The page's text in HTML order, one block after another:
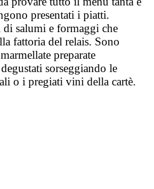
presentati i piatti.
salumi e formaggi che
fattoria del relais. Sono
preparate
sorseggiando le
o i pregiati vini della cartè.